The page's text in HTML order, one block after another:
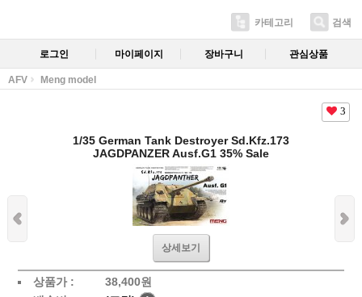
카테고리 검색
로그인 마이페이지 장바구니 관심상품
AFV Meng model
3
1/35 German Tank Destroyer Sd.Kfz.173
JAGDPANZER Ausf.G1 35% Sale
상세보기
상품가 : 38,400원